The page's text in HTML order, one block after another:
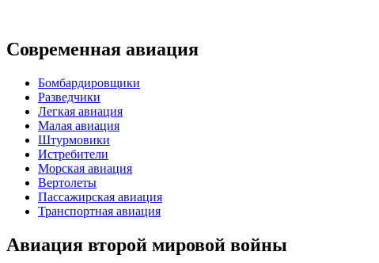
Современная авиация
Бомбардировщики
Разведчики
Легкая авиация
Малая авиация
Штурмовики
Истребители
Морская авиация
Вертолеты
Пассажирская авиация
Транспортная авиация
Авиация второй мировой войны